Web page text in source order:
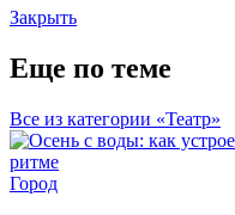
Закрыть
Еще по теме
Все из категории «Театр»
Город